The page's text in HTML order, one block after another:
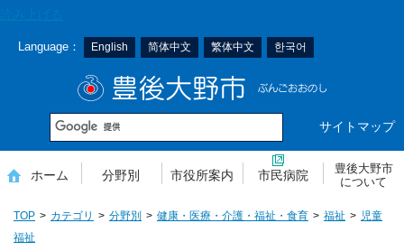
Language： English 简体中文 繁体中文 한국어
サイトマップ
ホーム 分野別 市役所案内 市民病院
豊後大野市
について
TOP カテゴリ 分野別 健康・医療・介護・福祉・食育 福祉
児童
福祉